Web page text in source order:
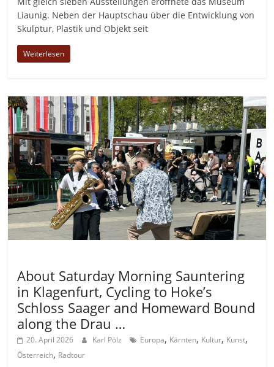
Liaunig. Neben der Hauptschau über die Entwicklung von
Skulptur, Plastik und Objekt seit
Weiterlesen
About Saturday Morning Sauntering
in Klagenfurt, Cycling to Hoke’s
Schloss Saager and Homeward Bound
along the Drau …
20. April 2026 Karl Pölz Europa, Kärnten, Kultur, Kunst,
Österreich, Radtour